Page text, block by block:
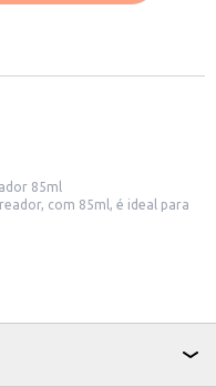
85ml
com 85ml, é ideal para
pele, proporcionando uma
um produto prático e
e proteção para o dia a